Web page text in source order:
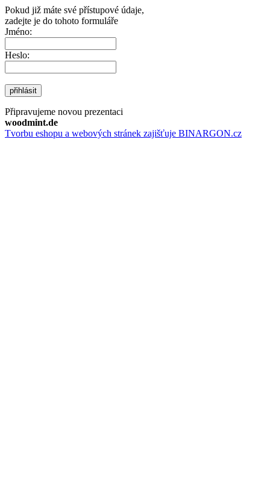
Pokud již máte své přístupové údaje,
zadejte je do tohoto formuláře
Jméno:
Heslo:
přihlásit
Připravujeme novou prezentaci
woodmint.de
Tvorbu eshopu a webových stránek zajišťuje BINARGON.cz